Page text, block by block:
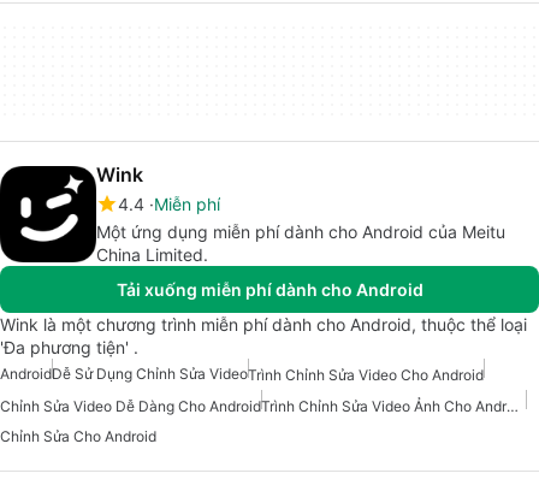
Wink
4.4 Miễn phí
Một ứng dụng miễn phí dành cho Android của Meitu
China Limited.
Tải xuống miễn phí dành cho Android
Wink là một chương trình miễn phí dành cho Android, thuộc thể loại
'Đa phương tiện' .
AndroidDễ Sử Dụng Chỉnh Sửa VideoTrình Chỉnh Sửa Video Cho Android
Chỉnh Sửa Video Dễ Dàng Cho Android
Trình Chỉnh Sửa Video Ảnh Cho Android
Chỉnh Sửa Cho Android